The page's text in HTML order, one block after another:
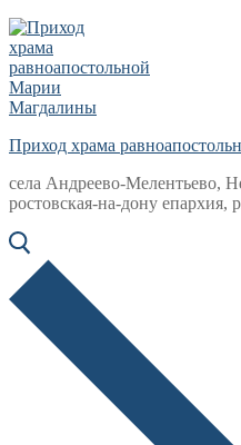
Приход храма
села Андреево-Мелентьево,
ростовская-на-дону епархия,